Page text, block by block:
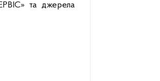
та джерела